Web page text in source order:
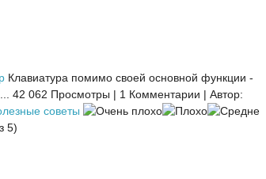
Клавиатура помимо своей основной функции -
42 062 Просмотры | 1 Комментарии | Автор:
советы
5)